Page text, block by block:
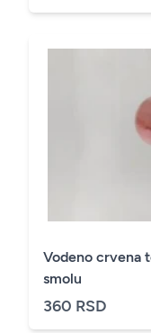
Vodeno crvena
smolu
360 RSD